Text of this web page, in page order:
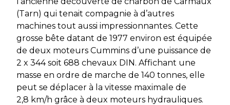
(Tarn) qui tenait compagnie à d’autres
machines tout aussi impressionnantes. Cette
grosse bête datant de 1977 environ est équipée
de deux moteurs Cummins d’une puissance de
2 x 344 soit 688 chevaux DIN. Affichant une
masse en ordre de marche de 140 tonnes, elle
peut se déplacer à la vitesse maximale de
2,8 km/h grâce à deux moteurs hydrauliques.